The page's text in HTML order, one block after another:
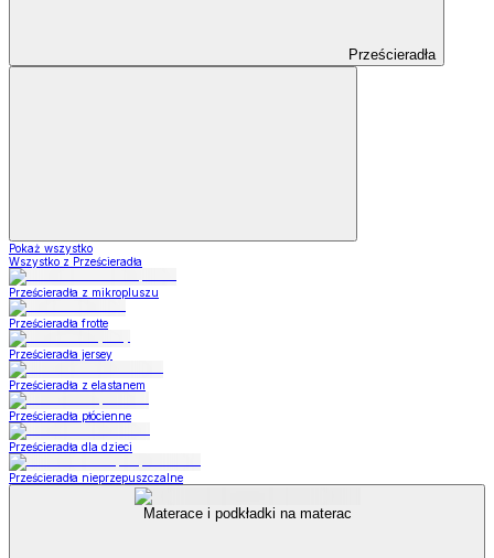
Prześcieradła
Pokaż wszystko
Wszystko z Prześcieradła
Prześcieradła z mikropluszu
Prześcieradła frotte
Prześcieradła jersey
Prześcieradła z elastanem
Prześcieradła płócienne
Prześcieradła dla dzieci
Prześcieradła nieprzepuszczalne
Materace i podkładki na materac